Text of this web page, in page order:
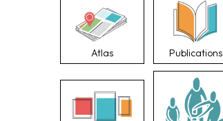
Atlas Publications